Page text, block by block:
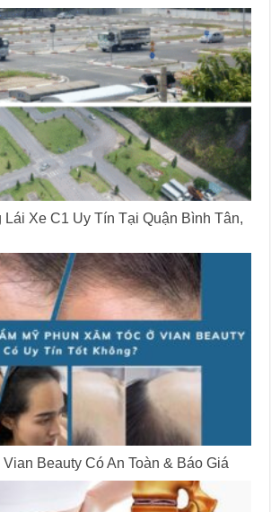
Xe C1 Uy Tín Tại Quận Bình Tân,
Beauty Có An Toàn & Báo Giá